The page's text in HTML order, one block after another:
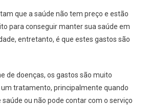
que a saúde não tem preço e estão
para conseguir manter sua saúde em
entretanto, é que estes gastos são
de doenças, os gastos são muito
tratamento, principalmente quando
ou não pode contar com o serviço